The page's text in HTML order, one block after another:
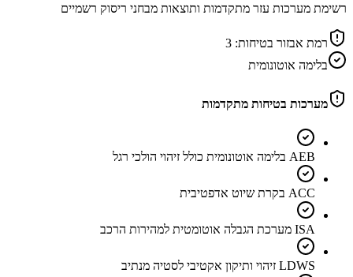
רשימת מערכות עזר מתקדמות ותוצאות מבחני ריסוק רשמיים
רמת אבזור בטיחות: 3
בלימה אוטונומית
מערכות בטיחות מתקדמות
AEB בלימה אוטונומית כולל זיהוי הולכי רגל
ACC בקרת שיוט אדפטיבית
ISA מערכת הגבלה אוטומטית למהירות הרכב
LDWS זיהוי ותיקון אקטיבי לסטיה מנתיב